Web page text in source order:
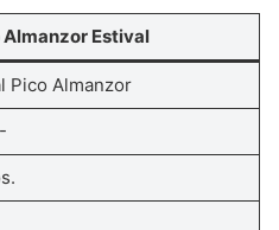
Almanzor Estival
Pico Almanzor